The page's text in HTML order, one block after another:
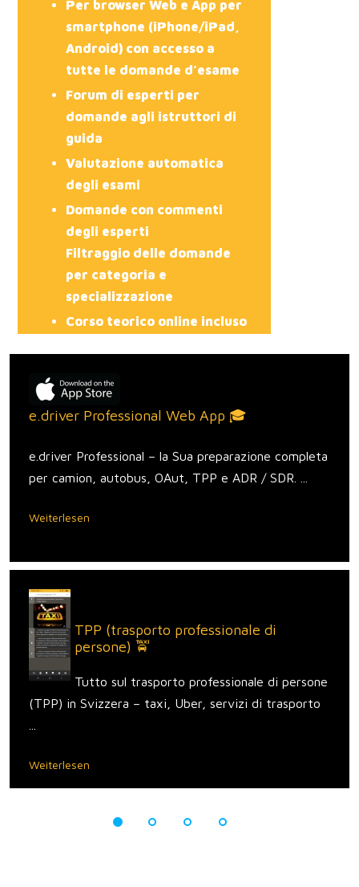
Per browser Web e App per
smartphone (iPhone/iPad,
Android) con accesso a
tutte le domande d’esame
Forum di esperti per
domande agli istruttori di
guida
Valutazione automatica
degli esami
Domande con commenti
degli esperti
Filtraggio delle domande
per categoria e
specializzazione
Corso teorico online incluso
e.driver Professional Web App 🎓
e.driver Professional – la Sua preparazione completa
per camion, autobus, OAut, TPP e ADR / SDR. ...
Weiterlesen
TPP (trasporto professionale di
persone) 🚖
Tutto sul trasporto professionale di persone
(TPP) in Svizzera – taxi, Uber, servizi di trasporto
Weiterlesen